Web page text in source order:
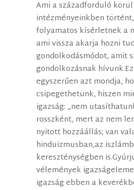
Ami a századforduló
intézményeinkben
folyamatos kísérletnek a
ami vissza akarja hozni
gondolkodásmódot, amit
gondolkozásnak
egyszerűen azt mondja,
csipegethetünk, hiszen
igazság: „nem
rosszként, mert az nem
nyitott hozzáállás; van
hinduizmusban,az
kereszténységben
vélemények
igazság ebben a